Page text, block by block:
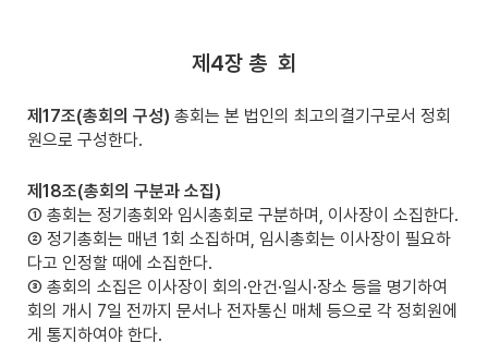
제4장 총 회
제17조(총회의 구성) 총회는 본 법인의 최고의결기구로서 정회
원으로 구성한다.
제18조(총회의 구분과 소집)
① 총회는 정기총회와 임시총회로 구분하며, 이사장이 소집한다.
② 정기총회는 매년 1회 소집하며, 임시총회는 이사장이 필요하
다고 인정할 때에 소집한다.
③ 총회의 소집은 이사장이 회의·안건·일시·장소 등을 명기하여
회의 개시 7일 전까지 문서나 전자통신 매체 등으로 각 정회원에
게 통지하여야 한다.